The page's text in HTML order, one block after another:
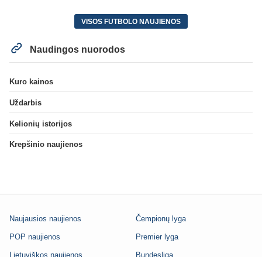
VISOS FUTBOLO NAUJIENOS
Naudingos nuorodos
Kuro kainos
Uždarbis
Kelionių istorijos
Krepšinio naujienos
Naujausios naujienos
POP naujienos
Lietuviškos naujienos
Čempionų lyga
Premier lyga
Bundesliga